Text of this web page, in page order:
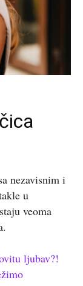
nezavisnim i
u
veoma
ljubav?!